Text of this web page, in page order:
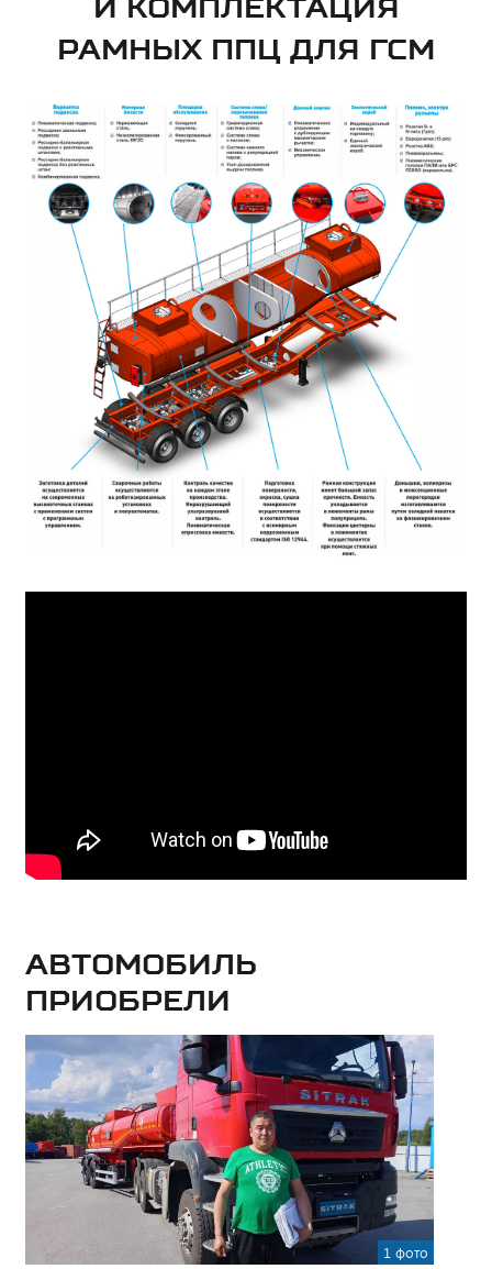
И КОМПЛЕКТАЦИЯ
РАМНЫХ ППЦ ДЛЯ ГСМ
Автомобиль
приобрели
1 фото